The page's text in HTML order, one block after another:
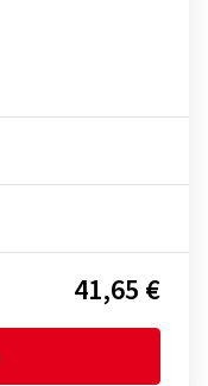
41,65 €